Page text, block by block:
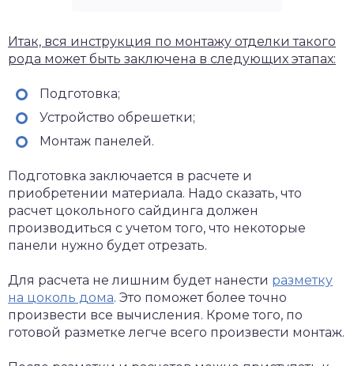
Итак, вся инструкция по монтажу отделки такого
рода может быть заключена в следующих этапах:
Подготовка;
Устройство обрешетки;
Монтаж панелей.
Подготовка заключается в расчете и
приобретении материала. Надо сказать, что
расчет цокольного сайдинга должен
производиться с учетом того, что некоторые
панели нужно будет отрезать.
Для расчета не лишним будет нанести разметку
на цоколь дома. Это поможет более точно
произвести все вычисления. Кроме того, по
готовой разметке легче всего произвести монтаж.